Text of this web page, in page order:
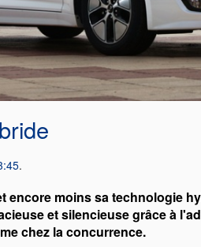
.
encore moins sa technologie
et silencieuse grâce à
chez la concurrence.